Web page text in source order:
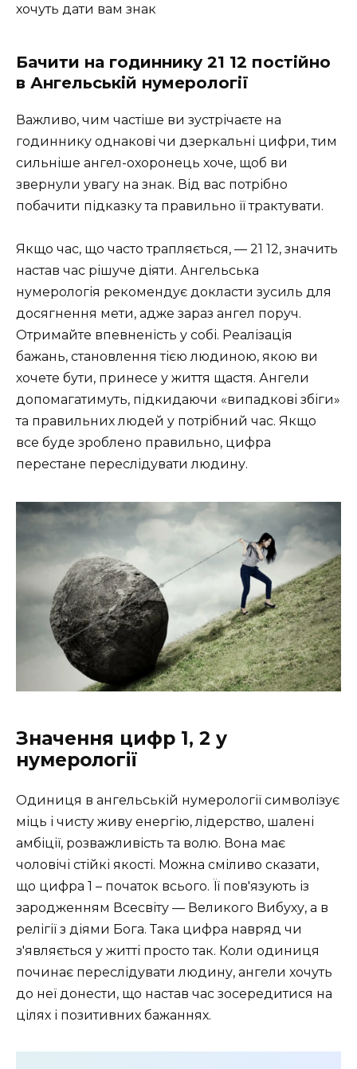
хочуть дати вам знак
Бачити на годиннику 21 12 постійно
в Ангельській нумерології
Важливо, чим частіше ви зустрічаєте на
годиннику однакові чи дзеркальні цифри, тим
сильніше ангел-охоронець хоче, щоб ви
звернули увагу на знак. Від вас потрібно
побачити підказку та правильно її трактувати.
Якщо час, що часто трапляється, — 21 12, значить
настав час рішуче діяти. Ангельська
нумерологія рекомендує докласти зусиль для
досягнення мети, адже зараз ангел поруч.
Отримайте впевненість у собі. Реалізація
бажань, становлення тією людиною, якою ви
хочете бути, принесе у життя щастя. Ангели
допомагатимуть, підкидаючи «випадкові збіги»
та правильних людей у потрібний час. Якщо
все буде зроблено правильно, цифра
перестане переслідувати людину.
Значення цифр 1, 2 у
нумерології
Одиниця в ангельській нумерології символізує
міць і чисту живу енергію, лідерство, шалені
амбіції, розважливість та волю. Вона має
чоловічі стійкі якості. Можна сміливо сказати,
що цифра 1 – початок всього. Її пов'язують із
зародженням Всесвіту — Великого Вибуху, а в
релігії з діями Бога. Така цифра навряд чи
з'являється у житті просто так. Коли одиниця
починає переслідувати людину, ангели хочуть
до неї донести, що настав час зосередитися на
цілях і позитивних бажаннях.